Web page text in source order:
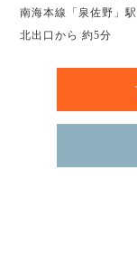
南海本線「泉佐野」
北出口から 約5分